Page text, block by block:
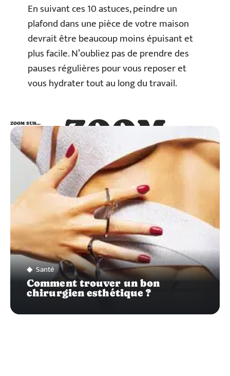
En suivant ces 10 astuces, peindre un
plafond dans une pièce de votre maison
devrait être beaucoup moins épuisant et
plus facile. N’oubliez pas de prendre des
pauses régulières pour vous reposer et
vous hydrater tout au long du travail.
ZOOM
SUR…
ZOOM SUR…
Santé
Comment trouver un bon
chirurgien esthétique ?